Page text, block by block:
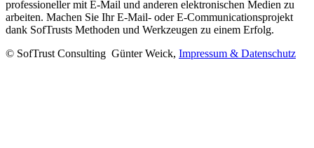
professioneller mit E-Mail und anderen elektronischen Medien zu
arbeiten. Machen Sie Ihr E-Mail- oder E-Communicationsprojekt
dank SofTrusts Methoden und Werkzeugen zu einem Erfolg.
© SofTrust Consulting Günter Weick, Impressum & Datenschutz